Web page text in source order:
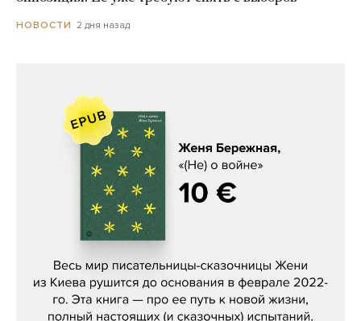
НОВОСТИ 2 дня назад
Женя Бережная, «(Не) о войне»